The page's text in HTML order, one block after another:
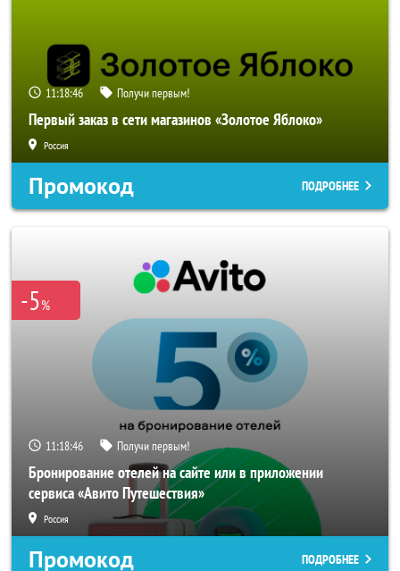
11:18:45 Получи первым!
Первый заказ в сети магазинов «Золотое Яблоко»
Россия
Промокод ПОДРОБНЕЕ
-5%
11:18:45 Получи первым!
Бронирование отелей на сайте или в приложении
сервиса «Авито Путешествия»
Россия
Промокод ПОДРОБНЕЕ